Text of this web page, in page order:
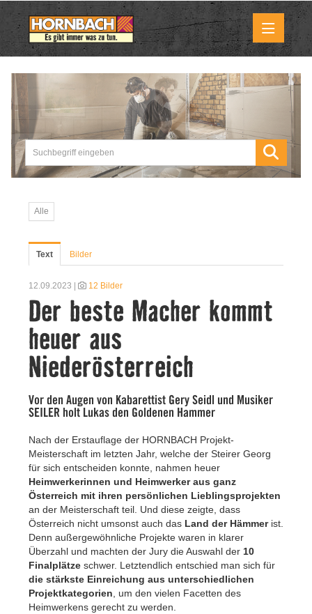
Pressemitteilungen
Downloads
Marktbilder
Kontakt
Alle
Text Bilder
12.09.2023 | 12 Bilder
Der beste Macher kommt
heuer aus
Niederösterreich
Vor den Augen von Kabarettist Gery Seidl und Musiker
SEILER holt Lukas den Goldenen Hammer
Nach der Erstauflage der HORNBACH Projekt-
Meisterschaft im letzten Jahr, welche der Steirer Georg
für sich entscheiden konnte, nahmen heuer
Heimwerkerinnen und Heimwerker aus ganz
Österreich mit ihren persönlichen Lieblingsprojekten
an der Meisterschaft teil. Und diese zeigte, dass
Österreich nicht umsonst auch das Land der Hämmerist.
Denn außergewöhnliche Projekte waren in klarer
Überzahl und machten der Jury die Auswahl der 10
Finalplätze schwer. Letztendlich entschied man sich für
die stärkste Einreichung aus unterschiedlichen
Projektkategorien , um den vielen Facetten des
Heimwerkens gerecht zu werden.